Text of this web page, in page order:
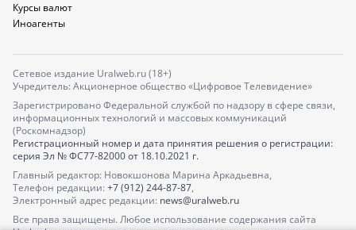
Курсы валют
Иноагенты
Сетевое издание Uralweb.ru (18+)
Учредитель: Акционерное общество «Цифровое Телевидение»
Зарегистрировано Федеральной службой по надзору в сфере связи,
информационных технологий и массовых коммуникаций
(Роскомнадзор)
Регистрационный номер и дата принятия решения о регистрации:
серия Эл № ФС77-82000от 18.10.2021 г.
Главный редактор: Новокшонова Марина Аркадьевна,
Телефон редакции: +7 (912) 244-87-87,
Электронный адрес редакции: news@uralweb.ru
Все права защищены. Любое использование содержания сайта